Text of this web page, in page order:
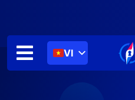
nội
dung
VI